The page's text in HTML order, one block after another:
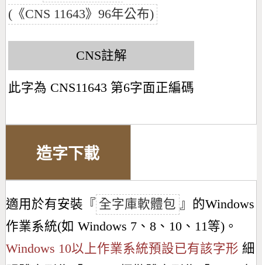
(《CNS 11643》96年公布)
CNS註解
此字為 CNS11643 第6字面正編碼
造字下載
適用於有安裝『 全字庫軟體包 』的Windows
作業系統(如 Windows 7、8、10、11等)。
Windows 10以上作業系統預設已有該字形 細